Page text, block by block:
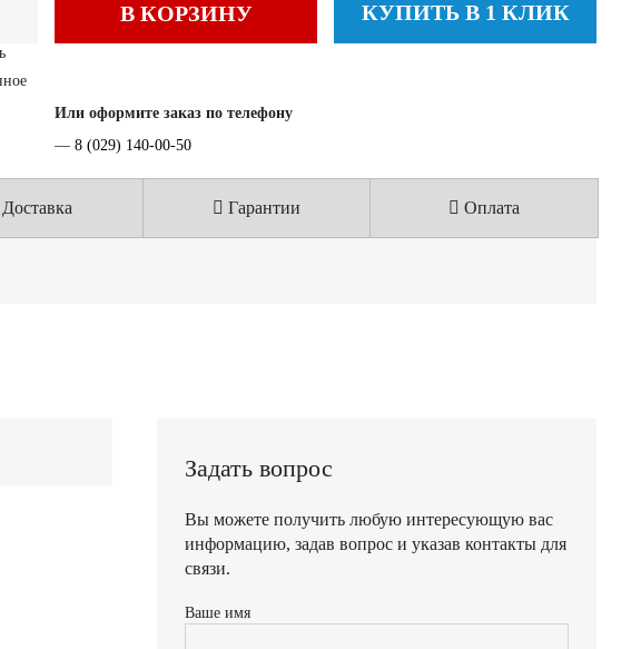
В КОРЗИНУ КУПИТЬ В 1 КЛИК
Или оформите заказ по телефону
— 8 (029) 140-00-50
Доставка Гарантии Оплата
Задать вопрос
Вы можете получить любую интересующую вас
информацию, задав вопрос и указав контакты для
связи.
Ваше имя